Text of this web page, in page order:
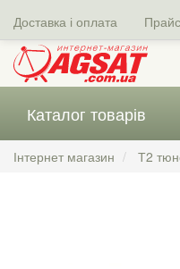
Доставка і оплата
Каталог товарів
Інтернет магазин Т2